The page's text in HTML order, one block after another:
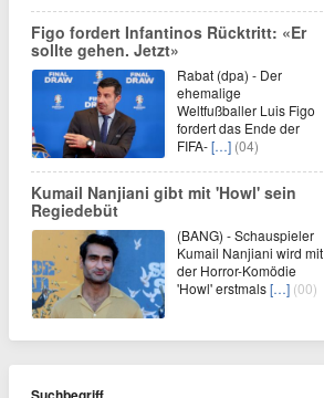
Figo fordert Infantinos Rücktritt: «Er
sollte gehen. Jetzt»
Rabat (dpa) - Der
ehemalige
Weltfußballer Luis Figo
fordert das Ende der
FIFA-[…] (04)
Kumail Nanjiani gibt mit 'Howl' sein
Regiedebüt
(BANG) - Schauspieler
Kumail Nanjiani wird mit
der Horror-Komödie
'Howl' erstmals[…] (00)